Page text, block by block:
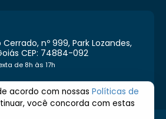
nº 999, Park Lozandes,
CEP: 74884-092
de 8h às 17h
acordo com nossas Políticas de
você concorda com estas